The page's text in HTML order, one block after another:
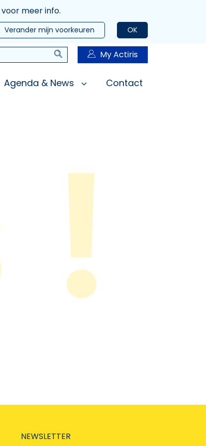
voor meer info.
OK
Verander mijn voorkeuren
Zoeken My Actiris
Agenda & News Contact
NEWSLETTER